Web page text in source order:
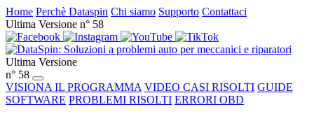
Home Perchè Dataspin Chi siamo Supporto Contattaci
Ultima Versione n° 58
Ultima Versione
n° 58
VISIONA IL PROGRAMMA VIDEO CASI RISOLTI GUIDE
SOFTWARE PROBLEMI RISOLTI ERRORI OBD